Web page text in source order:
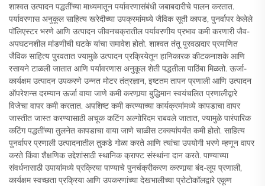
शाश्वत उत्पादन पद्धतींच्या माध्यमातून पर्यावरणासंबंधी जबाबदारीचे पालन करतात.
पर्यावरणास अनुकूल साहित्य खरेदीच्या उपक्रमांमध्ये जैविक सूती कापड, पुनर्वापर केलेले
पॉलिएस्टर भरणे आणि उत्पादन जीवनचक्रातील पर्यावरणीय प्रभाव कमी करणारी जैव-
अपघटनशील मांडणीची घटके यांचा समावेश होतो. शाश्वत तंतू पुरवठादार प्रमाणित
जैविक साहित्य पुरवतात ज्यामुळे उत्पादन प्रक्रियेतून हानिकारक कीटकनाशके आणि
रसायने टाळली जातात आणि पर्यावरणास अनुकूल शेती पद्धतीला पाठिंबा मिळतो. ऊर्जा-
कार्यक्षम उत्पादन उपकरणे उन्नत मोटर तंत्रज्ञान, इष्टतम तापन प्रणाली आणि उत्पादन
ऑपरेशन्स दरम्यान ऊर्जा वाया जाणे कमी करणार्‍या बुद्धिमान स्वयंचलित प्रणालीद्वारे
विजेचा वापर कमी करतात. अपशिष्ट कमी करण्याच्या कार्यक्रमांमध्ये कापडाचा वापर
जास्तीत जास्त करण्यासाठी अचूक कटिंग अल्गोरिदम राबवले जातात, ज्यामुळे पारंपारिक
कटिंग पद्धतींच्या तुलनेत कापडाचा वाया जाणे चाळीस टक्क्यांपर्यंत कमी होतो. साहित्य
पुनर्वापर प्रणाली उत्पादनातील तुकडे गोळा करते आणि त्यांचा उपयोगी भरणे म्हणून वापर
करते किंवा शैक्षणिक उद्देशांसाठी स्थानिक क्राफ्ट संस्थांना दान करते. पाण्याच्या
संवर्धनासाठी उपायांमध्ये प्रक्रिया पाण्याचे पुनर्चक्रीकरण करणार्‍या बंद-लूप प्रणाली,
कार्यक्षम स्वच्छता प्रक्रिया आणि उपकरणांच्या देखभालीच्या प्रोटोकॉलद्वारे एकूण